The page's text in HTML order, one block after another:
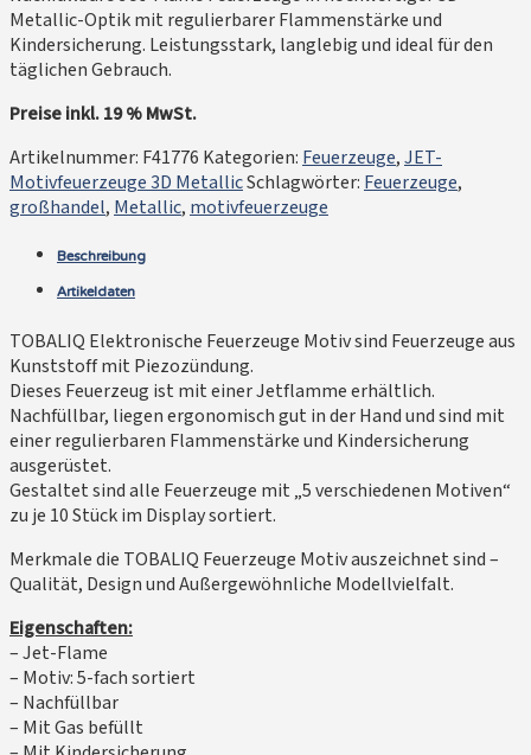
Metallic-Optik mit regulierbarer Flammenstärke und
Kindersicherung. Leistungsstark, langlebig und ideal für den
täglichen Gebrauch.
Preise inkl. 19 % MwSt.
Artikelnummer: F41776 Kategorien: Feuerzeuge,JET-
Motivfeuerzeuge 3D MetallicSchlagwörter: Feuerzeuge,
großhandel, Metallic, motivfeuerzeuge
Beschreibung
Artikeldaten
TOBALIQ Elektronische Feuerzeuge Motiv sind Feuerzeuge aus
Kunststoff mit Piezozündung.
Dieses Feuerzeug ist mit einer Jetflamme erhältlich.
Nachfüllbar, liegen ergonomisch gut in der Hand und sind mit
einer regulierbaren Flammenstärke und Kindersicherung
ausgerüstet.
Gestaltet sind alle Feuerzeuge mit „5 verschiedenen Motiven“
zu je 10 Stück im Display sortiert.
Merkmale die TOBALIQ Feuerzeuge Motiv auszeichnet sind –
Qualität, Design und Außergewöhnliche Modellvielfalt.
Eigenschaften:
– Jet-Flame
– Motiv: 5-fach sortiert
– Nachfüllbar
– Mit Gas befüllt